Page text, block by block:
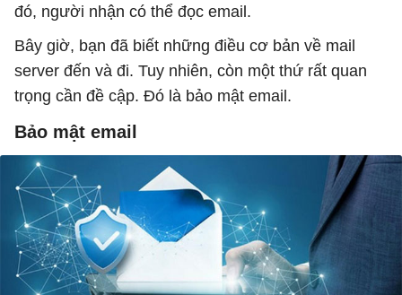
đó, người nhận có thể đọc email.
Bây giờ, bạn đã biết những điều cơ bản về mail
server đến và đi. Tuy nhiên, còn một thứ rất quan
trọng cần đề cập. Đó là bảo mật email.
Bảo mật email